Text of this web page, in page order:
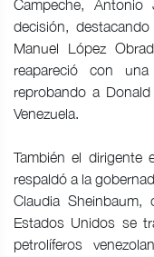
Campeche, Antonio
decisión,
Manuel López
reapareció con
reprobando a
Venezuela.
También el dirigente
respaldó a la
Claudia Sheinbaum,
Estados Unidos se
petrolíferos